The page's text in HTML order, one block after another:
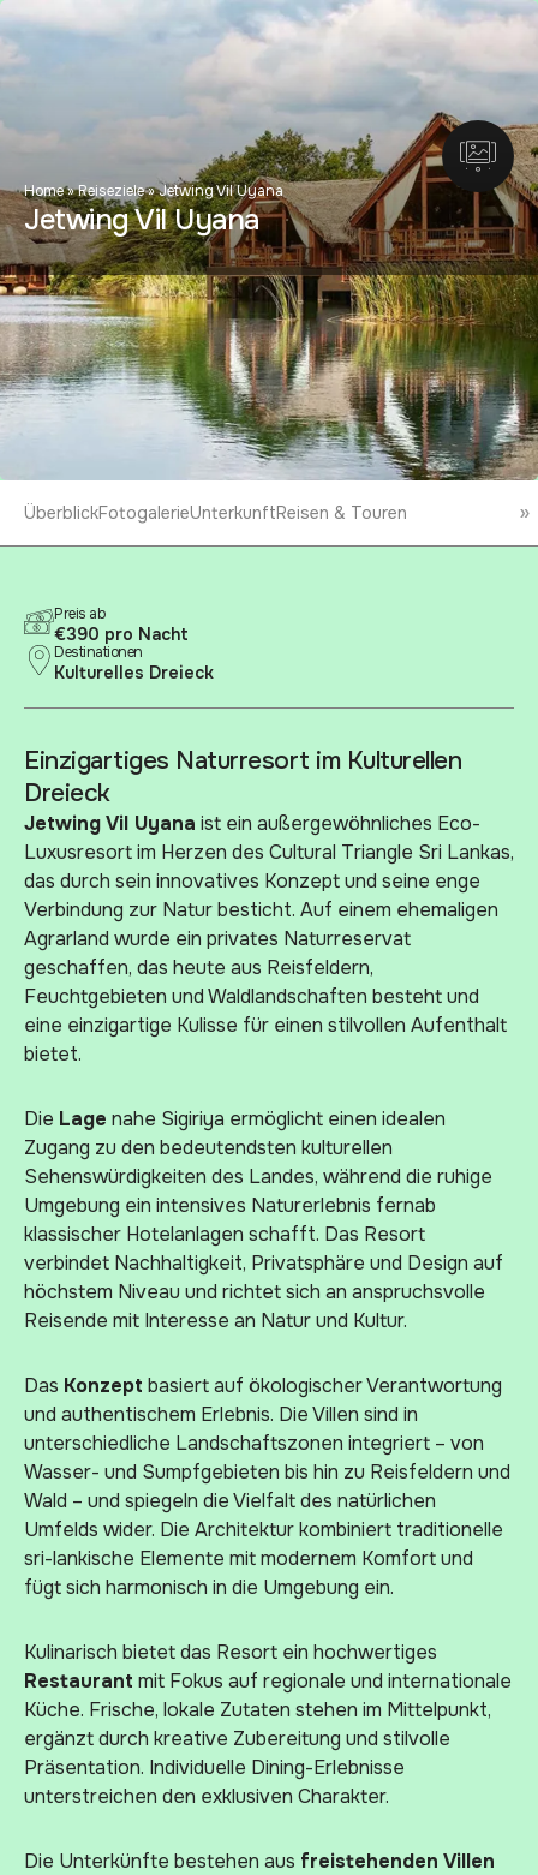
Home»Reiseziele»Jetwing Vil Uyana
Jetwing Vil Uyana
ÜberblickFotogalerieUnterkunftReisen & Touren
Preis ab
€390 pro Nacht
Destinationen
Kulturelles Dreieck
Einzigartiges Naturresort im Kulturellen
Dreieck
Jetwing Vil Uyana ist ein außergewöhnliches Eco-
Luxusresort im Herzen des Cultural Triangle Sri Lankas,
das durch sein innovatives Konzept und seine enge
Verbindung zur Natur besticht. Auf einem ehemaligen
Agrarland wurde ein privates Naturreservat
geschaffen, das heute aus Reisfeldern,
Feuchtgebieten und Waldlandschaften besteht und
eine einzigartige Kulisse für einen stilvollen Aufenthalt
bietet.
Die Lage nahe Sigiriya ermöglicht einen idealen
Zugang zu den bedeutendsten kulturellen
Sehenswürdigkeiten des Landes, während die ruhige
Umgebung ein intensives Naturerlebnis fernab
klassischer Hotelanlagen schafft. Das Resort
verbindet Nachhaltigkeit, Privatsphäre und Design auf
höchstem Niveau und richtet sich an anspruchsvolle
Reisende mit Interesse an Natur und Kultur.
Das Konzept basiert auf ökologischer Verantwortung
und authentischem Erlebnis. Die Villen sind in
unterschiedliche Landschaftszonen integriert – von
Wasser- und Sumpfgebieten bis hin zu Reisfeldern und
Wald – und spiegeln die Vielfalt des natürlichen
Umfelds wider. Die Architektur kombiniert traditionelle
sri-lankische Elemente mit modernem Komfort und
fügt sich harmonisch in die Umgebung ein.
Kulinarisch bietet das Resort ein hochwertiges
Restaurant mit Fokus auf regionale und internationale
Küche. Frische, lokale Zutaten stehen im Mittelpunkt,
ergänzt durch kreative Zubereitung und stilvolle
Präsentation. Individuelle Dining-Erlebnisse
unterstreichen den exklusiven Charakter.
Die Unterkünfte bestehen aus freistehenden Villen